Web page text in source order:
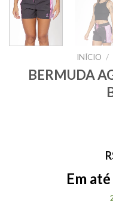
INÍCIO /
BERMUDA
Em